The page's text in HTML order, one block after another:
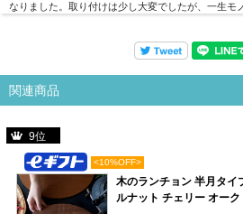
なりました。取り付けは少し大変でしたが、一生モ
関連商品
9位
<10%OFF>
木のランチョン 半月タイ
ルナット チェリー オーク